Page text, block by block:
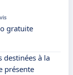
gratuite
destinées à la
présente